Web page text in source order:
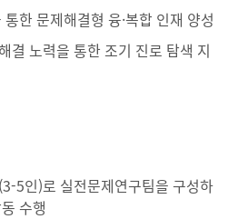
한 문제해결형 융·복합 인재 양성
결 노력을 통한 조기 진로 탐색 지
5인)로 실전문제연구팀을 구성하
수행